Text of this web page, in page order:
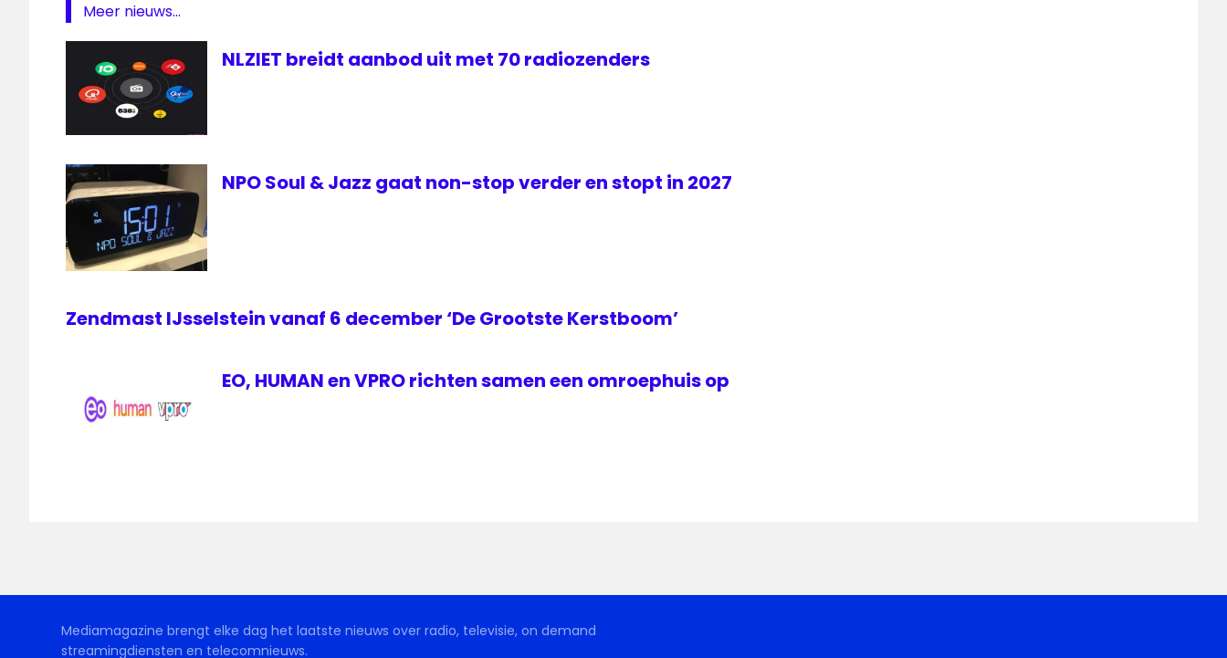
Meer nieuws...
NLZIET breidt aanbod uit met 70 radiozenders
NPO Soul & Jazz gaat non-stop verder en stopt in 2027
Zendmast IJsselstein vanaf 6 december ‘De Grootste Kerstboom’
EO, HUMAN en VPRO richten samen een omroephuis op
Mediamagazine brengt elke dag het laatste nieuws over radio, televisie, on demand
streamingdiensten en telecomnieuws.